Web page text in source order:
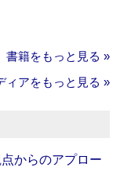
書籍をもっと見る »
ィアをもっと見る »
からのアプロー